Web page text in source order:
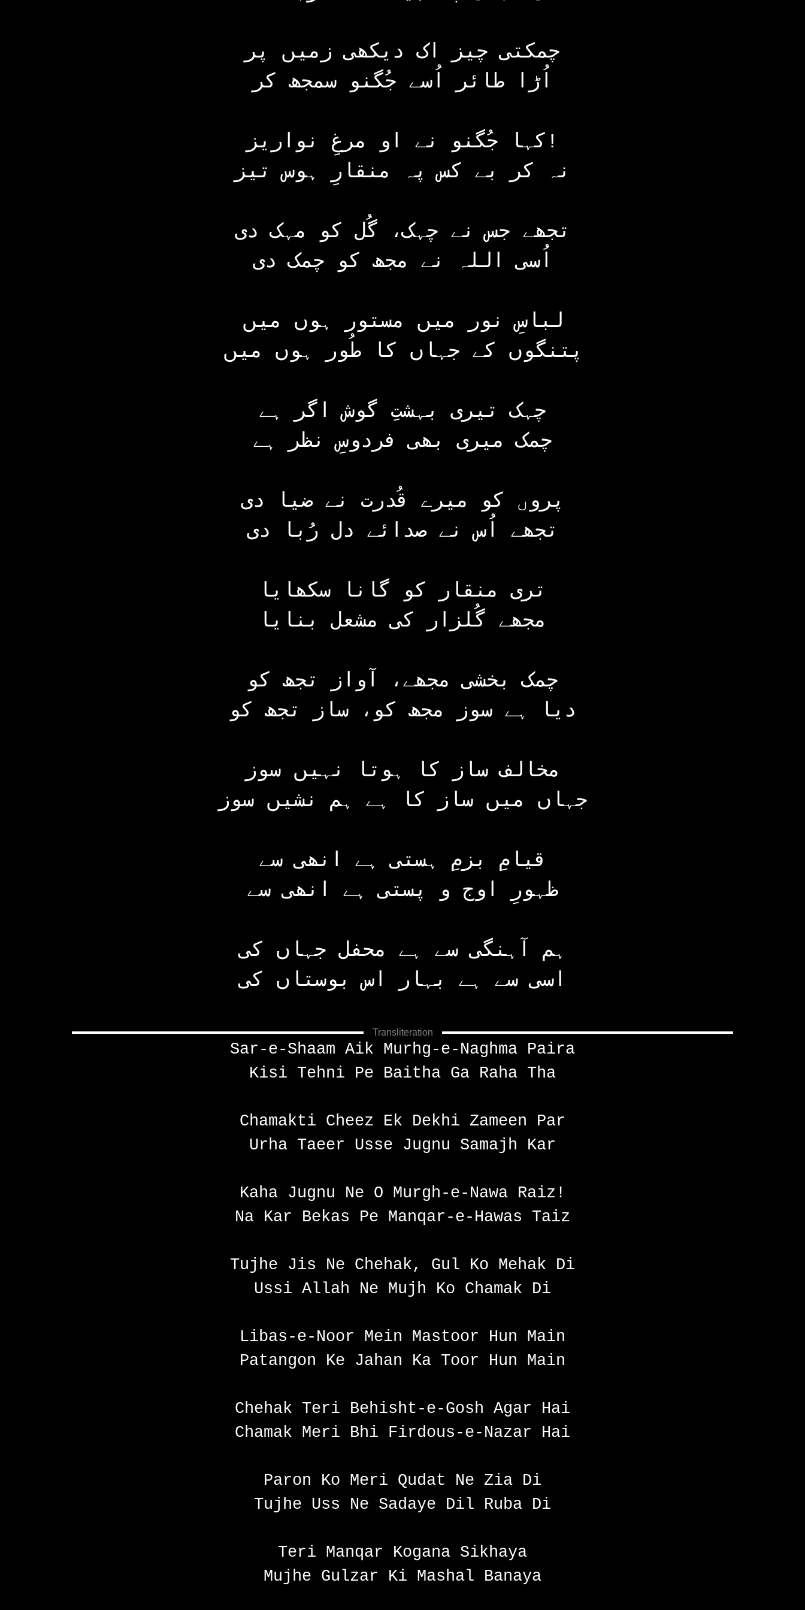
چمکتی چیز اک دیکھی زمیں پر
اُڑا طائر اُسے جُگنو سمجھ کر
کہا جُگنو نے او مرغِ نواریز!
نہ کر بے کس پہ منقارِ ہوس تیز
تجھے جس نے چہک، گُل کو مہک دی
اُسی اللہ نے مجھ کو چمک دی
لباسِ نور میں مستور ہوں میں
پتنگوں کے جہاں کا طُور ہوں میں
چہک تیری بہشتِ گوش اگر ہے
چمک میری بھی فردوسِ نظر ہے
پروں کو میرے قُدرت نے ضیا دی
تجھے اُس نے صدائے دل رُبا دی
تری منقار کو گانا سکھایا
مجھے گُلزار کی مشعل بنایا
چمک بخشی مجھے، آواز تجھ کو
دیا ہے سوز مجھ کو، ساز تجھ کو
مخالف ساز کا ہوتا نہیں سوز
جہاں میں ساز کا ہے ہم نشیں سوز
قیامِ بزمِ ہستی ہے انھی سے
ظہورِ اوج و پستی ہے انھی سے
ہم آہنگی سے ہے محفل جہاں کی
اسی سے ہے بہار اس بوستاں کی
Transliteration
Sar-e-Shaam Aik Murhg-e-Naghma Paira
Kisi Tehni Pe Baitha Ga Raha Tha
Chamakti Cheez Ek Dekhi Zameen Par
Urha Taeer Usse Jugnu Samajh Kar
Kaha Jugnu Ne O Murgh-e-Nawa Raiz!
Na Kar Bekas Pe Manqar-e-Hawas Taiz
Tujhe Jis Ne Chehak, Gul Ko Mehak Di
Ussi Allah Ne Mujh Ko Chamak Di
Libas-e-Noor Mein Mastoor Hun Main
Patangon Ke Jahan Ka Toor Hun Main
Chehak Teri Behisht-e-Gosh Agar Hai
Chamak Meri Bhi Firdous-e-Nazar Hai
Paron Ko Meri Qudat Ne Zia Di
Tujhe Uss Ne Sadaye Dil Ruba Di
Teri Manqar Kogana Sikhaya
Mujhe Gulzar Ki Mashal Banaya